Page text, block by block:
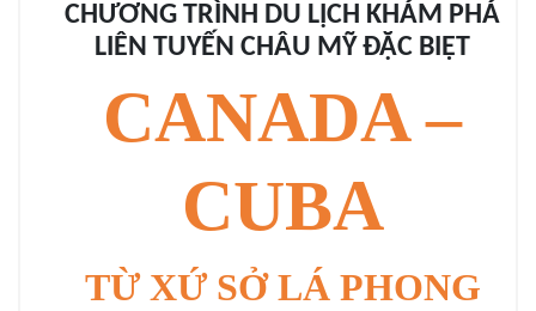
CHƯƠNG TRÌNH DU LỊCH KHÁM PHÁ
LIÊN TUYẾN CHÂU MỸ ĐẶC BIỆT
CANADA –
CUBA
TỪ XỨ SỞ LÁ PHONG